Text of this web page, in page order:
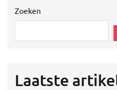
Zoeken
Laatste